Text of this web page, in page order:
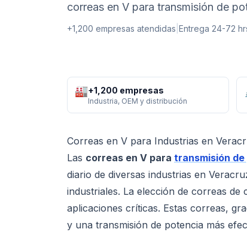
correas en V para transmisión de
+1,200 empresas atendidas Entrega 24-72
🏭+1,200 empresas
Industria, OEM y distribución
Correas en V para Industrias en
Las correas en V para transmisión
diario de diversas industrias en
industriales. La elección de correas de
aplicaciones críticas. Estas correas,
y una transmisión de potencia más